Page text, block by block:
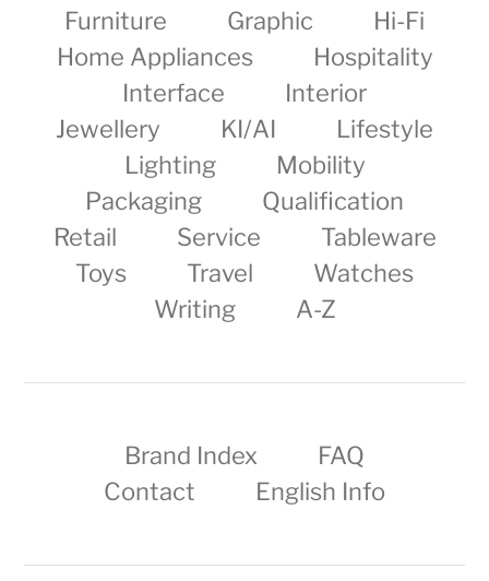
Furniture
Graphic
Hi-Fi
Home Appliances
Hospitality
Interface
Interior
Jewellery
KI/AI
Lifestyle
Lighting
Mobility
Packaging
Qualification
Retail
Service
Tableware
Toys
Travel
Watches
Writing
A-Z
Brand Index
FAQ
Contact
English Info